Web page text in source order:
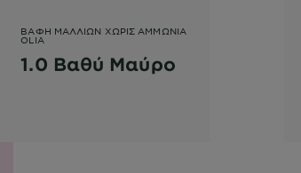
ΒΑΦΉ ΜΑΛΛΙΏΝ ΧΩΡΊΣ ΑΜΜΩΝΊΑ
OLIA
1.0 Βαθύ Μαύρο